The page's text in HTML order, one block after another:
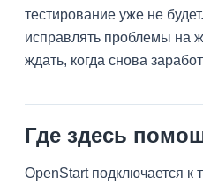
тестирование уже не
исправлять проблемы на
ждать, когда снова
Где здесь
OpenStart подключается к